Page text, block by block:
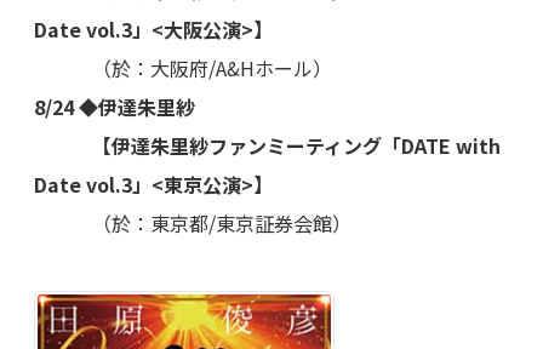
Date vol.3」<大阪公演>】
（於：大阪府/A&Hホール）
8/24 ◆伊達朱里紗
【伊達朱里紗ファンミーティング「DATE with
Date vol.3」<東京公演>】
（於：東京都/東京証券会館）